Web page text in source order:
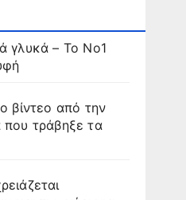
γλυκά – Το Νο1
βίντεο από την
που τράβηξε τα